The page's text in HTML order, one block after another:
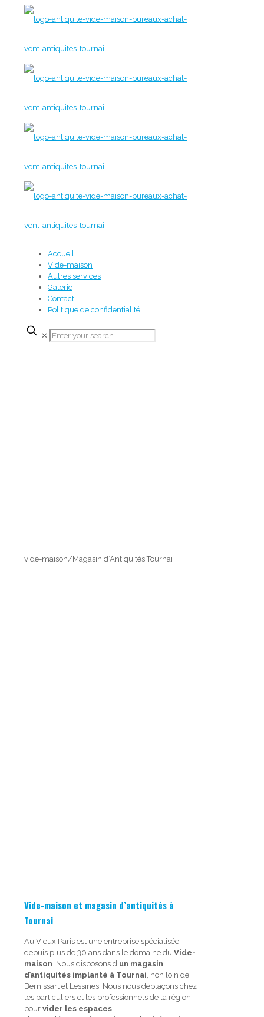
Accueil
Vide-maison
Autres services
Galerie
Contact
Politique de confidentialité
✕
vide-maison/Magasin d’Antiquités Tournai
Vide-maison et magasin d’antiquités à
Tournai
Au Vieux Paris est une entreprise spécialisée
depuis plus de 30 ans dans le domaine du Vide-
maison. Nous disposons d’un magasin
d’antiquités implanté à Tournai, non loin de
Bernissart et Lessines. Nous nous déplaçons chez
les particuliers et les professionnels de la région
pour vider les espaces